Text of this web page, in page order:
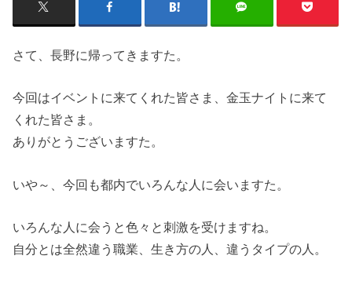
さて、長野に帰ってきますた。
今回はイベントに来てくれた皆さま、金玉ナイトに来て
くれた皆さま。
ありがとうございますた。
いや～、今回も都内でいろんな人に会いますた。
いろんな人に会うと色々と刺激を受けますね。
自分とは全然違う職業、生き方の人、違うタイプの人。